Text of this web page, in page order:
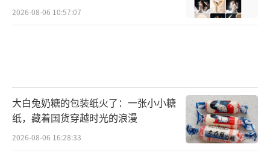
2026-08-06 10:57:07
大白兔奶糖的包装纸火了：一张小小糖
纸，藏着国货穿越时光的浪漫
2026-08-06 16:28:33